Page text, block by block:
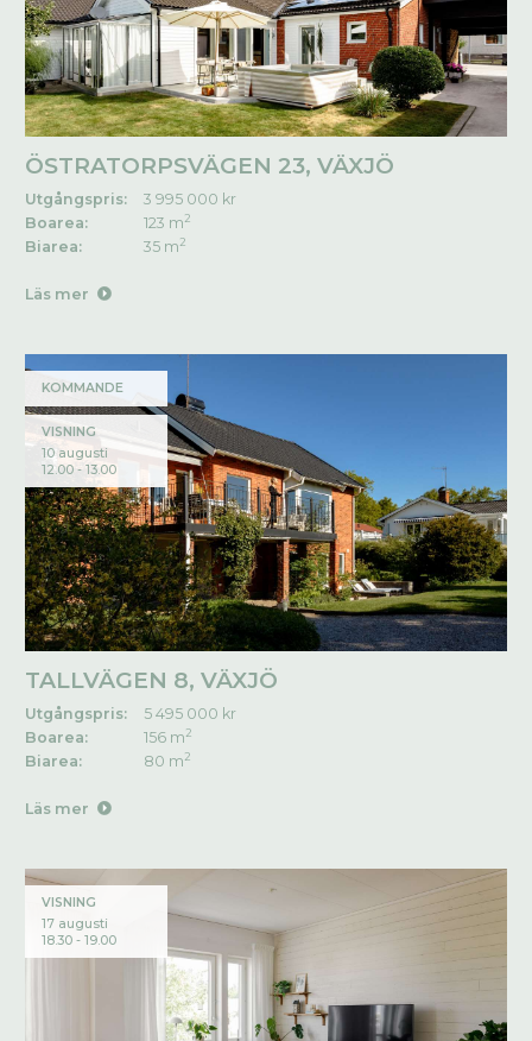
ÖSTRATORPSVÄGEN 23, VÄXJÖ
Utgångspris:
3 995 000 kr
Boarea:
123 m2
Biarea: 35 m2
Läs mer
KOMMANDE
VISNING
10 augusti
12.00 - 13.00
TALLVÄGEN 8, VÄXJÖ
Utgångspris:
5 495 000 kr
Boarea:
156 m2
Biarea: 80 m2
Läs mer
VISNING
17 augusti
18.30 - 19.00